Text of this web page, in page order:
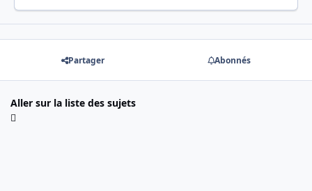
Partager Abonnés
Aller sur la liste des sujets